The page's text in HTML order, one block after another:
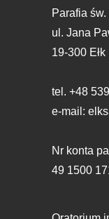
Parafia
ul. Jana
19-300 Ełk
tel. +48
e-mail:
Nr konta
49 1500